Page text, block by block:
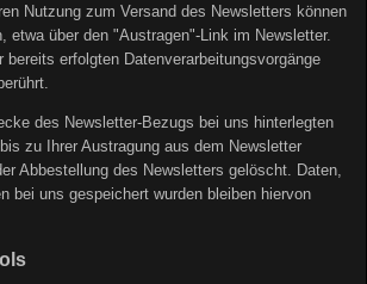
Nutzung zum Versand des Newsletters können
etwa über den "Austragen"-Link im Newsletter.
bereits erfolgten Datenverarbeitungsvorgänge
des Newsletter-Bezugs bei uns hinterlegten
zu Ihrer Austragung aus dem Newsletter
Abbestellung des Newsletters gelöscht. Daten,
bei uns gespeichert wurden bleiben hiervon